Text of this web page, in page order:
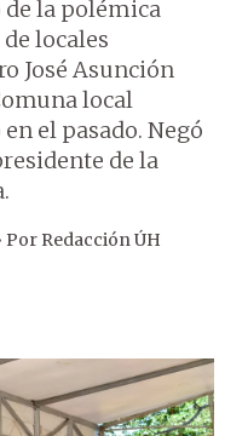
la polémica
locales
José Asunción
local
el pasado. Negó
de la
Por Redacción ÚH